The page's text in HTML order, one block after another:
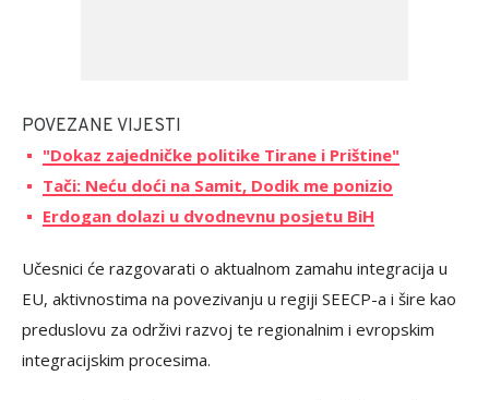
POVEZANE VIJESTI
"Dokaz zajedničke politike Tirane i Prištine"
Tači: Neću doći na Samit, Dodik me ponizio
Erdogan dolazi u dvodnevnu posjetu BiH
Učesnici će razgovarati o aktualnom zamahu integracija u
EU, aktivnostima na povezivanju u regiji SEECP-a i šire kao
preduslovu za održivi razvoj te regionalnim i evropskim
integracijskim procesima.